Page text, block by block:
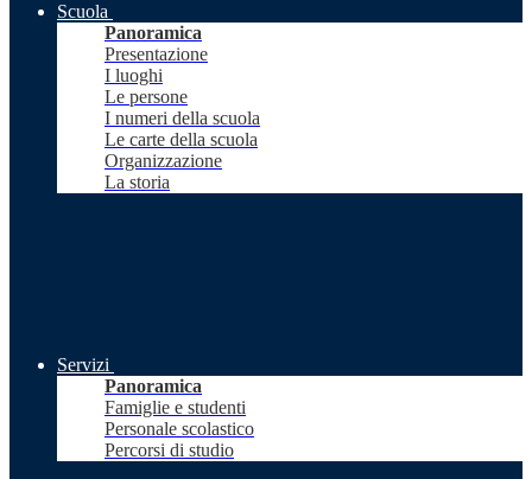
Scuola
Panoramica
Presentazione
I luoghi
Le persone
I numeri della scuola
Le carte della scuola
Organizzazione
La storia
Servizi
Panoramica
Famiglie e studenti
Personale scolastico
Percorsi di studio